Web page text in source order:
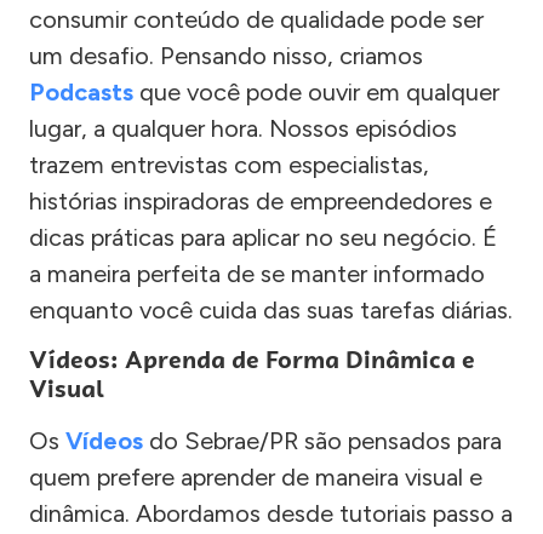
consumir conteúdo de qualidade pode ser
um desafio. Pensando nisso, criamos
Podcasts que você pode ouvir em qualquer
lugar, a qualquer hora. Nossos episódios
trazem entrevistas com especialistas,
histórias inspiradoras de empreendedores e
dicas práticas para aplicar no seu negócio. É
a maneira perfeita de se manter informado
enquanto você cuida das suas tarefas diárias.
Vídeos: Aprenda de Forma Dinâmica e
Visual
Os Vídeos do Sebrae/PR são pensados para
quem prefere aprender de maneira visual e
dinâmica. Abordamos desde tutoriais passo a